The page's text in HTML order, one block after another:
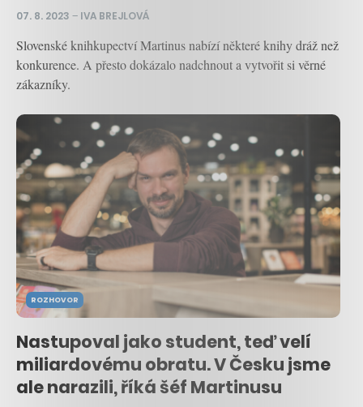
07. 8. 2023 – IVA BREJLOVÁ
Slovenské knihkupectví Martinus nabízí některé knihy dráž než
konkurence. A přesto dokázalo nadchnout a vytvořit si věrné
zákazníky.
ROZHOVOR
Nastupoval jako student, teď velí
miliardovému obratu. V Česku jsme
ale narazili, říká šéf Martinusu